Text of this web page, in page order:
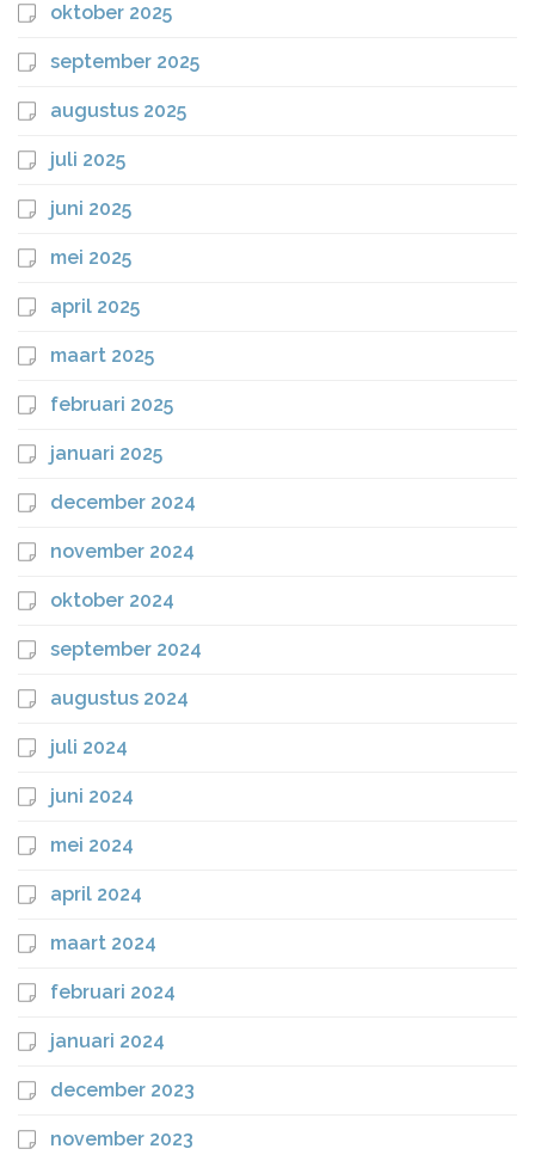
oktober 2025
september 2025
augustus 2025
juli 2025
juni 2025
mei 2025
april 2025
maart 2025
februari 2025
januari 2025
december 2024
november 2024
oktober 2024
september 2024
augustus 2024
juli 2024
juni 2024
mei 2024
april 2024
maart 2024
februari 2024
januari 2024
december 2023
november 2023